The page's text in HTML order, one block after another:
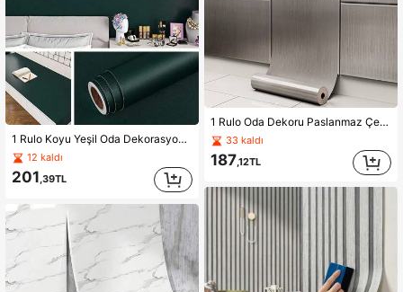
1 Rulo Koyu Yeşil Oda Dekorasyonu PVC Su Geçirmez Vinil Duvar Kağıdı Koyu Yeşil Kendinden Yapışkanlı Duvar Kağıdı Yatak Odası Mutfak Dolap Mobilya Duvar Dekoru Çıkartmaları Ev Dekorasyonu Duvar Kağıdı Soy ve Yapıştır
12 kaldı
201,39TL
1 Rulo Oda Dekoru Paslanmaz Çelik Görünümlü Kendinden Yapışkanlı Soyulabilir Duvar Kağıdı, Gümüş Metalik Buzdolabı ve Beyaz Eşyalar İçin Vinil Kaplama, Su Geçirmez, Yağa Dayanıklı ve Yüksek Sıcaklığa Dayanıklı Mutfak Dekoru Bulaşık Makinesi Kaplaması
33 kaldı
187,12TL